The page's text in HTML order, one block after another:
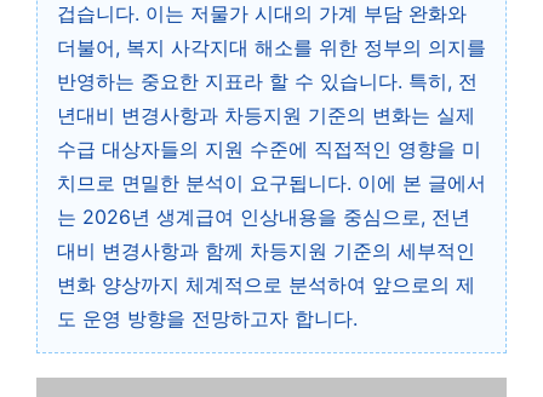
겁습니다. 이는 저물가 시대의 가계 부담 완화와
더불어, 복지 사각지대 해소를 위한 정부의 의지를
반영하는 중요한 지표라 할 수 있습니다. 특히, 전
년대비 변경사항과 차등지원 기준의 변화는 실제
수급 대상자들의 지원 수준에 직접적인 영향을 미
치므로 면밀한 분석이 요구됩니다. 이에 본 글에서
는 2026년 생계급여 인상내용을 중심으로, 전년
대비 변경사항과 함께 차등지원 기준의 세부적인
변화 양상까지 체계적으로 분석하여 앞으로의 제
도 운영 방향을 전망하고자 합니다.